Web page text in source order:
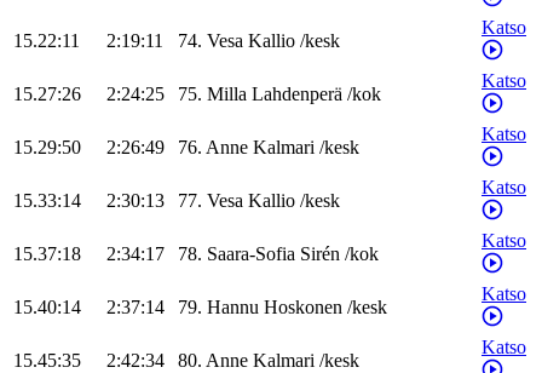
15.22:11 2:19:11 74. Vesa Kallio /kesk
Katso
15.27:26 2:24:25 75. Milla Lahdenperä /kok
Katso
15.29:50 2:26:49 76. Anne Kalmari /kesk
Katso
15.33:14 2:30:13 77. Vesa Kallio /kesk
Katso
15.37:18 2:34:17 78. Saara-Sofia Sirén /kok
Katso
15.40:14 2:37:14 79. Hannu Hoskonen /kesk
Katso
15.45:35 2:42:34 80. Anne Kalmari /kesk
Katso